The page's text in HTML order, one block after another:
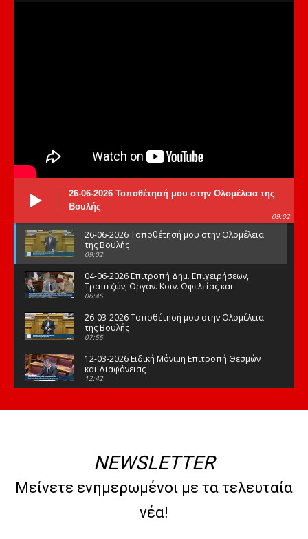
26-06-2026 Τοποθέτησή μου στην Ολομέλεια της
Βουλής
09:02
26-06-2026 Τοποθέτησή μου στην Ολομέλεια
της Βουλής
09:02
04-06-2026 Επιτροπή Δημ. Επιχειρήσεων,
Τραπεζών, Οργαν. Κοιν. Ωφελείας και
Φορέων Κοινων. Ασφάλισης
06:45
26-03-2026 Τοποθέτησή μου στην Ολομέλεια
της Βουλής
07:55
12-03-2026 Ειδική Μόνιμη Επιτροπή Θεσμών
και Διαφάνειας
12:42
της Βουλής
08:47
10-02-2026 Διαρκής Επιτροπή Μορφωτικών
Υποθέσεων
NEWSLETTER
Μείνετε ενημερωμένοι με τα τελευταία
νέα!